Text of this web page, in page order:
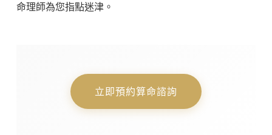
命理師為您指點迷津。
立即預約算命諮詢